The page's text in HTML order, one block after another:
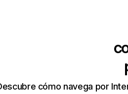
cómo navega por